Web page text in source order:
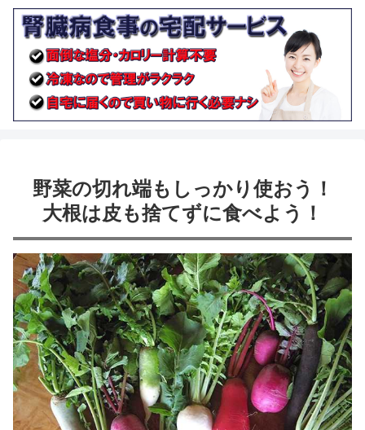
野菜の切れ端もしっかり使おう！
大根は皮も捨てずに食べよう！